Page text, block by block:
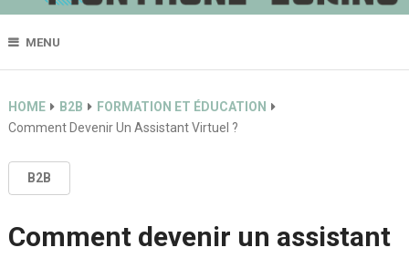
MENU
HOME B2B
FORMATION ET ÉDUCATION
Comment Devenir Un Assistant Virtuel ?
B2B
Comment devenir un assistant